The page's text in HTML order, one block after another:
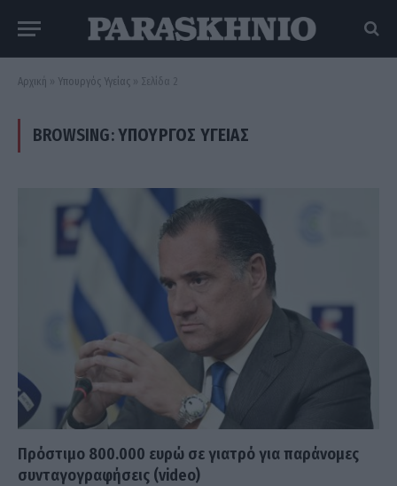
Αρχική » Υπουργός Υγείας » Σελίδα 2
BROWSING:ΥΠΟΥΡΓΌΣ ΥΓΕΊΑΣ
Πρόστιμο 800.000 ευρώ σε γιατρό για παράνομες
συνταγογραφήσεις (video)